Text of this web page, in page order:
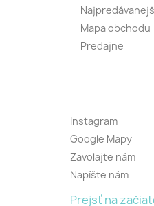
Mapa obchodu
Predajne
Instagram
Google Mapy
Zavolajte nám
Napíšte nám
Prejsť na